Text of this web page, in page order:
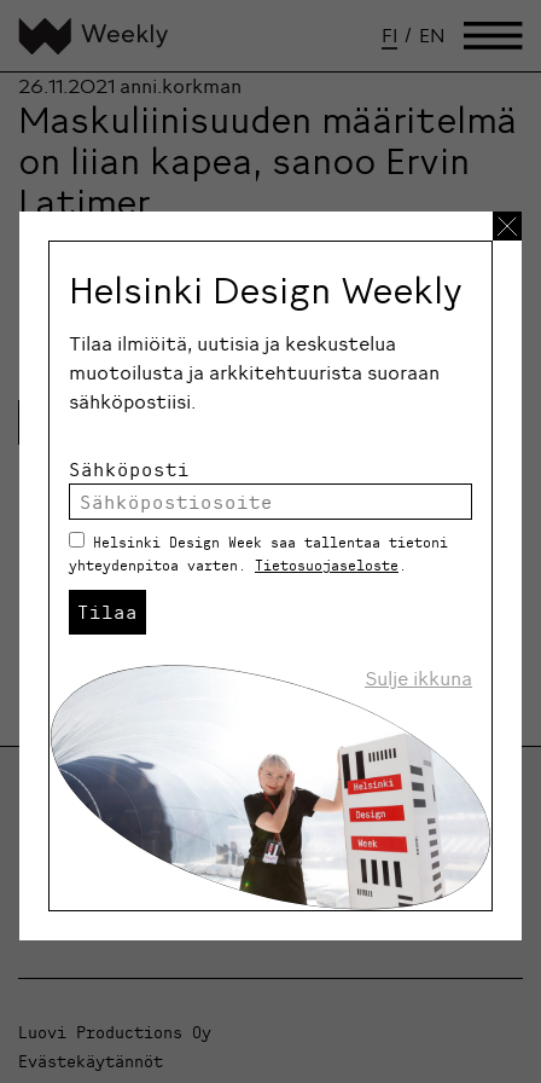
FI / EN
26.11.2021 anni.korkman
Maskuliinisuuden määritelmä
on liian kapea, sanoo Ervin
Latimer
Helsinkiläissuunnittelija Ervin Latimer lanseeraa
kohderyhmiä tai käyttötarkoituksia. Latimmier-brändi
Helsinki Design Weekly.
Keskustelua, uutisia ja ilmiöitä muotoilusta ja
arkkitehtuurista.
Luovi Productions Oy
Evästekäytännöt
Helsinki Design Weekly
Tilaa ilmiöitä, uutisia ja keskustelua
muotoilusta ja arkkitehtuurista suoraan
sähköpostiisi.
Sähköposti
Helsinki Design Week saa tallentaa tietoni
yhteydenpitoa varten. Tietosuojaseloste
Tilaa
Sulje ikkuna